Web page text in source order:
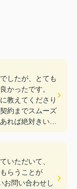
したが、とても
かったです。
教えてくださり
約までスムーズ
れば絶対きいろ
いただいて、
らうことが
お問い合わせし